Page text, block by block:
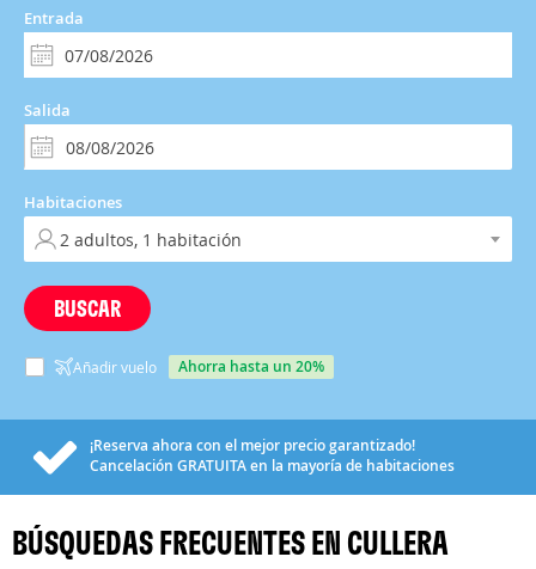
Entrada
Salida
Habitaciones
BUSCAR
Añadir vuelo ahorra hasta un 20%
¡Reserva ahora con el mejor precio garantizado!
Cancelación GRATUITAen la mayoría de habitaciones
BÚSQUEDAS FRECUENTES EN CULLERA